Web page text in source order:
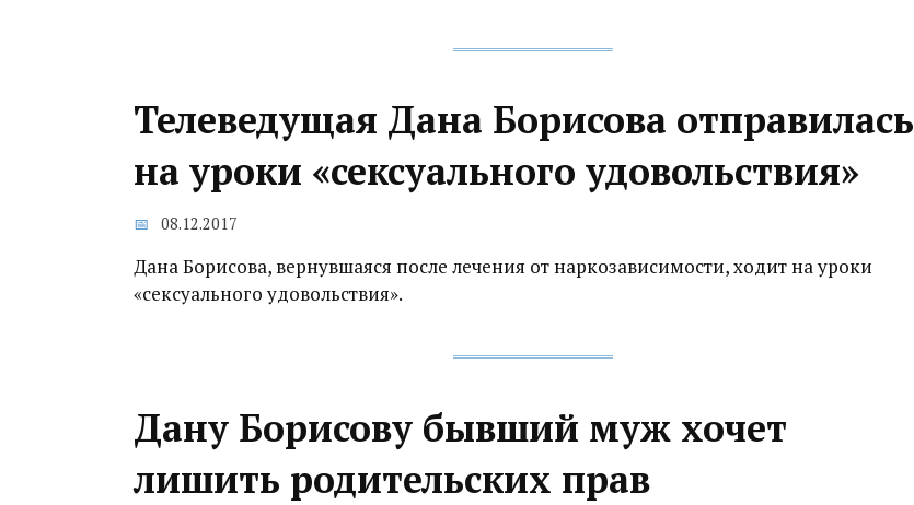
Телеведущая Дана Борисова отправилась
на уроки «сексуального удовольствия»
08.12.2017
Дана Борисова, вернувшаяся после лечения от наркозависимости, ходит на уроки
«сексуального удовольствия».
Дану Борисову бывший муж хочет
лишить родительских прав‍